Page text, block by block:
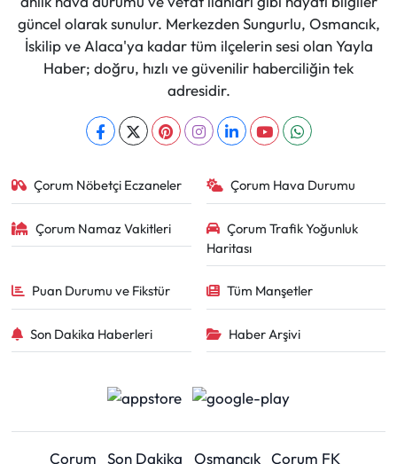
güncel olarak sunulur. Merkezden Sungurlu, Osmancık,
İskilip ve Alaca'ya kadar tüm ilçelerin sesi olan Yayla
Haber; doğru, hızlı ve güvenilir haberciliğin tek
adresidir.
Çorum Nöbetçi Eczaneler Çorum Hava Durumu
Çorum Namaz Vakitleri
Çorum Trafik Yoğunluk
Haritası
Puan Durumu ve Fikstür Tüm Manşetler
Son Dakika Haberleri Haber Arşivi
Çorum Son Dakika Osmancık Çorum FK